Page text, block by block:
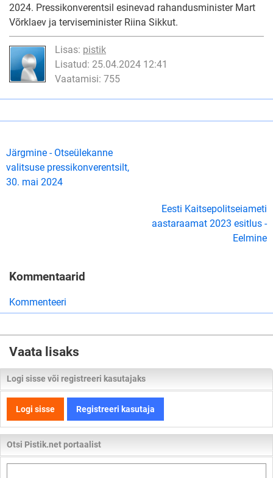
2024. Pressikonverentsil esinevad rahandusminister Mart
Võrklaev ja terviseminister Riina Sikkut.
Lisas: pistik
Lisatud: 25.04.2024 12:41
Vaatamisi: 755
Järgmine - Otseülekanne
valitsuse pressikonverentsilt,
30. mai 2024
Eesti Kaitsepolitseiameti
aastaraamat 2023 esitlus -
Eelmine
Kommentaarid
Kommenteeri
Vaata lisaks
Logi sisse või registreeri kasutajaks
Logi sisse Registreeri kasutaja
Otsi Pistik.net portaalist